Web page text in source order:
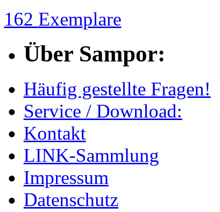
162 Exemplare
Über Sampor:
Häufig gestellte Fragen!
Service / Download:
Kontakt
LINK-Sammlung
Impressum
Datenschutz